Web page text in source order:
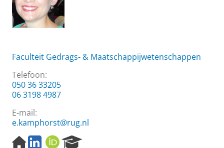
Faculteit Gedrags- & Maatschappijwetenschappen
Telefoon:
050 36 33205
06 3198 4987
E-mail:
e.kamphorst@rug.nl
H
L
O